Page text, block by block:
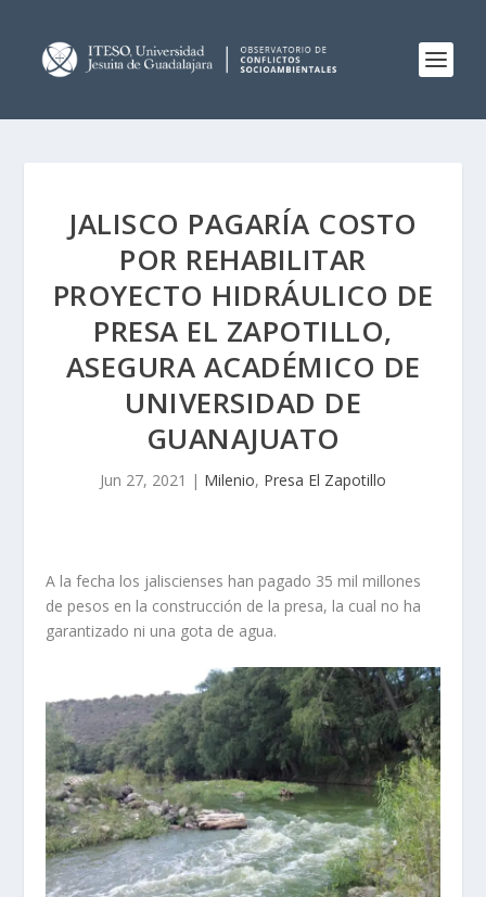
JALISCO PAGARÍA COSTO
POR REHABILITAR
PROYECTO HIDRÁULICO DE
PRESA EL ZAPOTILLO,
ASEGURA ACADÉMICO DE
UNIVERSIDAD DE
GUANAJUATO
Jun 27, 2021 | Milenio, Presa El Zapotillo
A la fecha los jaliscienses han pagado 35 mil millones
de pesos en la construcción de la presa, la cual no ha
garantizado ni una gota de agua.